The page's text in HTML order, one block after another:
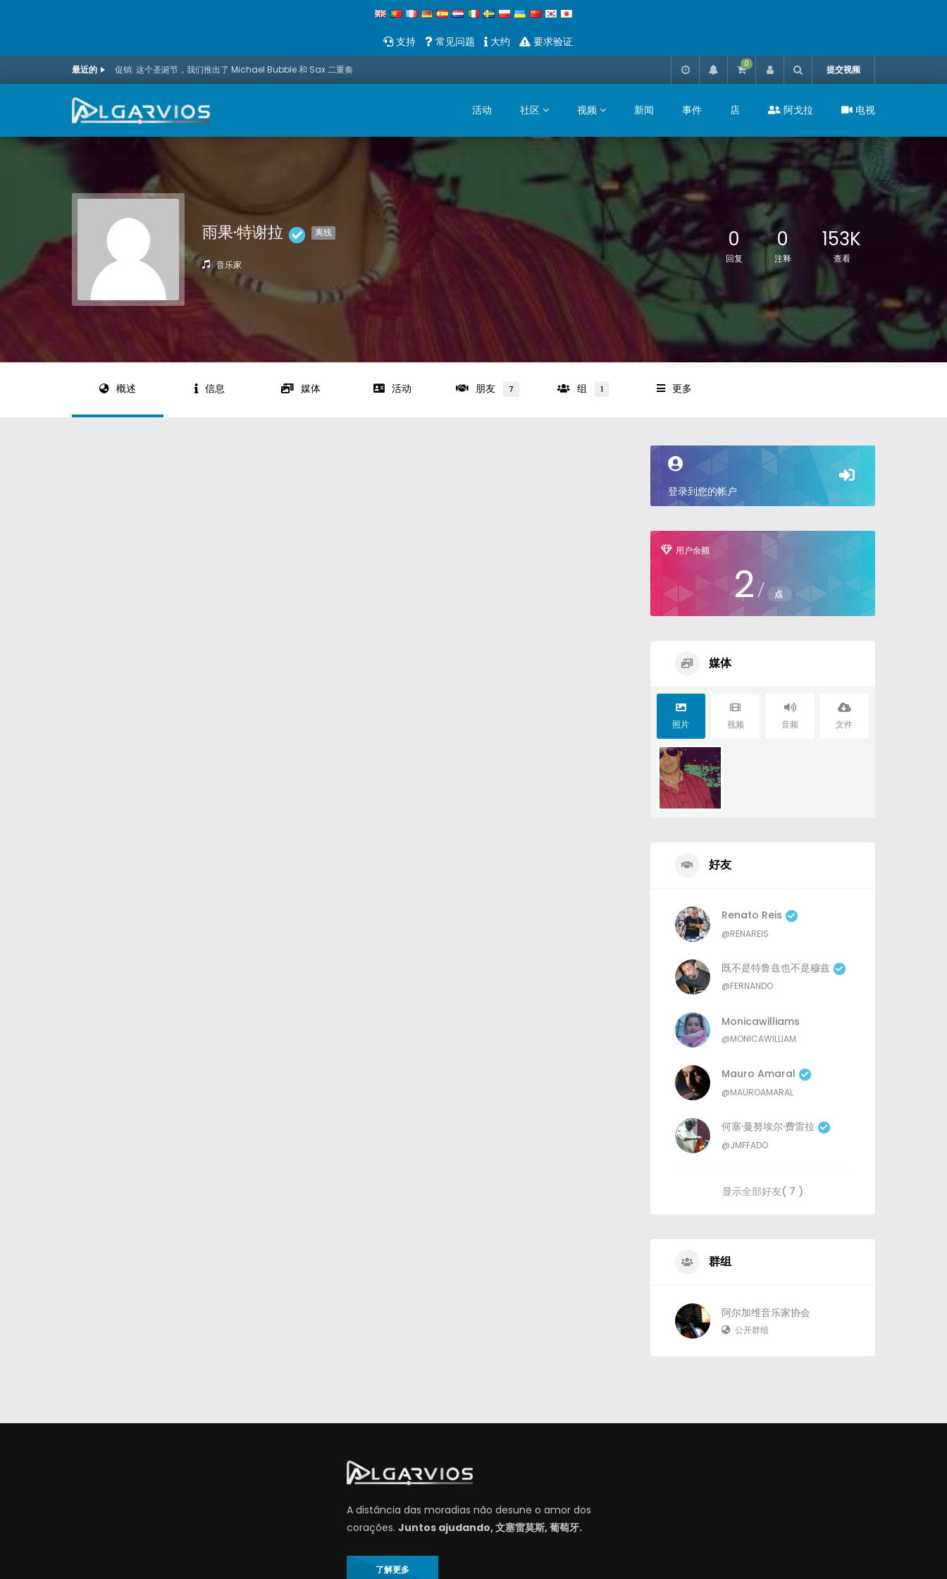
支持 常见问题 大约 要求验证
最近的 促销: 这个圣诞节，我们推出了 Michael Bubble 和 Sax 二重奏 0 提交视频
活动 社区 视频 新闻 事件 店 阿戈拉 电视
雨果·特谢拉 离线
音乐家
0
回复
0
注释
153K
查看
概述 信息 媒体 活动 朋友 7 组 1 更多
登录到您的帐户
用户余额
2/ 点
媒体
照片 视频 音频 文件
好友
Renato Reis
@RENAREIS
既不是特鲁兹也不是穆兹
@FERNANDO
Monicawilliams
@MONICAWILLIAM
Mauro Amaral
@MAUROAMARAL
何塞·曼努埃尔·费雷拉
@JMFFADO
显示全部好友( 7 )
群组
阿尔加维音乐家协会
公开群组
A distância das moradias não desune o amor dos
corações. Juntos ajudando, 文塞雷莫斯, 葡萄牙.
了解更多